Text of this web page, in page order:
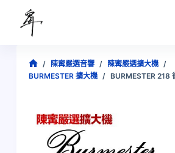
首
/ 陳寗嚴選音響 / 陳寗嚴選擴大機 /
BURMESTER 擴大機 / BURMESTER 218